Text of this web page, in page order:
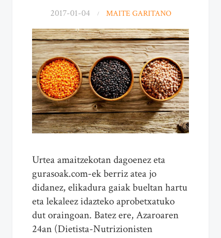
2017-01-04 MAITE GARITANO
Urtea amaitzekotan dagoenez eta
gurasoak.com-ek berriz atea jo
didanez, elikadura gaiak bueltan hartu
eta lekaleez idazteko aprobetxatuko
dut oraingoan. Batez ere, Azaroaren
24an (Dietista-Nutrizionisten